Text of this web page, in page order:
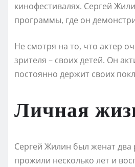
кинофестивалях. Сергей
программы, где он
Не смотря на то, что актер
зрителя – своих детей. Он
постоянно держит своих
Личная
Сергей Жилин был женат два
прожили несколько лет и